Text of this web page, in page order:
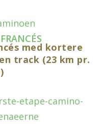
FRANCÉS
med kortere
track (23 km pr.